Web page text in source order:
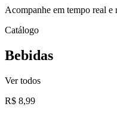
Acompanhe em tempo real e
Catálogo
Bebidas
Ver todos
R$ 8,99